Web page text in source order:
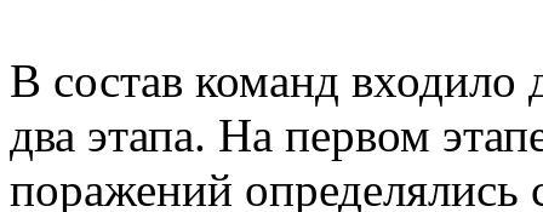
В состав команд входило
два этапа. На первом
поражений